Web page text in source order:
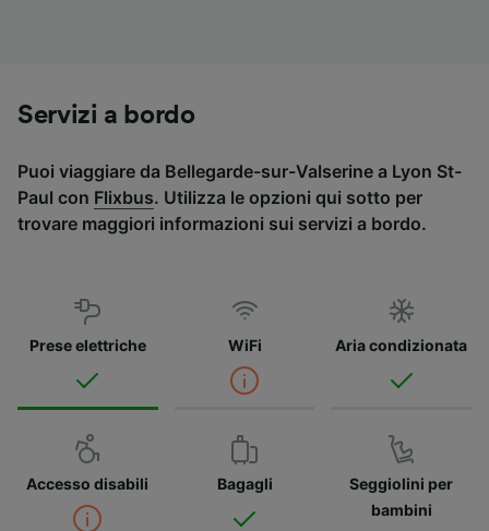
Servizi a bordo
Puoi viaggiare da Bellegarde-sur-Valserine a Lyon St-
Paul con Flixbus. Utilizza le opzioni qui sotto per
trovare maggiori informazioni sui servizi a bordo.
Prese elettriche WiFi Aria condizionata
Accesso disabili Bagagli
Seggiolini per
bambini